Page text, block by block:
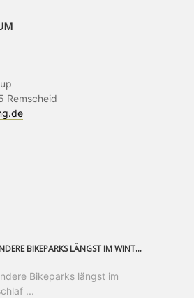
Remscheid
WENN ANDERE BIKEPARKS LÄNGST IM WINTERSCHLAF SIND, IST MAN IN SAALFELDEN LEOGANG IMMER NOCH AM MOUNTAINBIKEN. IST DER HERBST DIE SCHÖNSTE ZEIT DES JAHRES? AUF DEN TRAILS RUND UM SAALFELDEN LEOGANG UND IM EPIC BIKEPARK LEOGANG IST ER DAS AUF JEDEN FALL – UND DIE GEFÜHLT DIE LÄNGSTE NOCH DAZU. NOCH BIS MINDESTENS 8. NOVEMBER STEHT DAS PINZGAUER MOUNTAINBIKE-PARADIES ALLEN RIDERN OFFEN, DIE EINFACH NICHT GENUG KRIEGEN KÖNNEN. DABEI HÄLT DIE GOLDENE JAHRESZEIT IN SAALFELDEN LEOGANG WEIT MEHR ALS LINES, TRAILS UND HERBSTPANORAMEN BEREIT: MIT DEM BIKE FESTIVAL, VERSCHIEDENEN LADIES SHRED EVENTS UND EINEM DIE GESAMTE SAISON ANDAUERNDEN PHOTO CONTEST ZUM 25-JÄHRIGEN BIKEPARK-JUBILÄUM GIBT ES RUND UM ÖSTERREICHS ÄLTESTEN BIKEPARK EINIGES ZU ERLEBEN.
Bikeparks längst im
...